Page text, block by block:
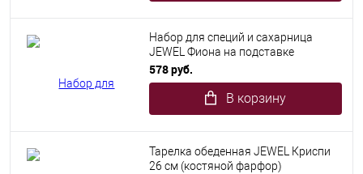
Набор для специй и сахарница
JEWEL Фиона на подставке
(фарфор)
578 руб.
В корзину
Тарелка обеденная JEWEL Криспи
26 см (костяной фарфор)